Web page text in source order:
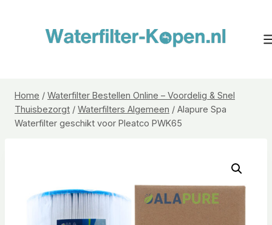
Home / Waterfilter Bestellen Online – Voordelig & Snel
Thuisbezorgt / Waterfilters Algemeen / Alapure Spa
Waterfilter geschikt voor Pleatco PWK65